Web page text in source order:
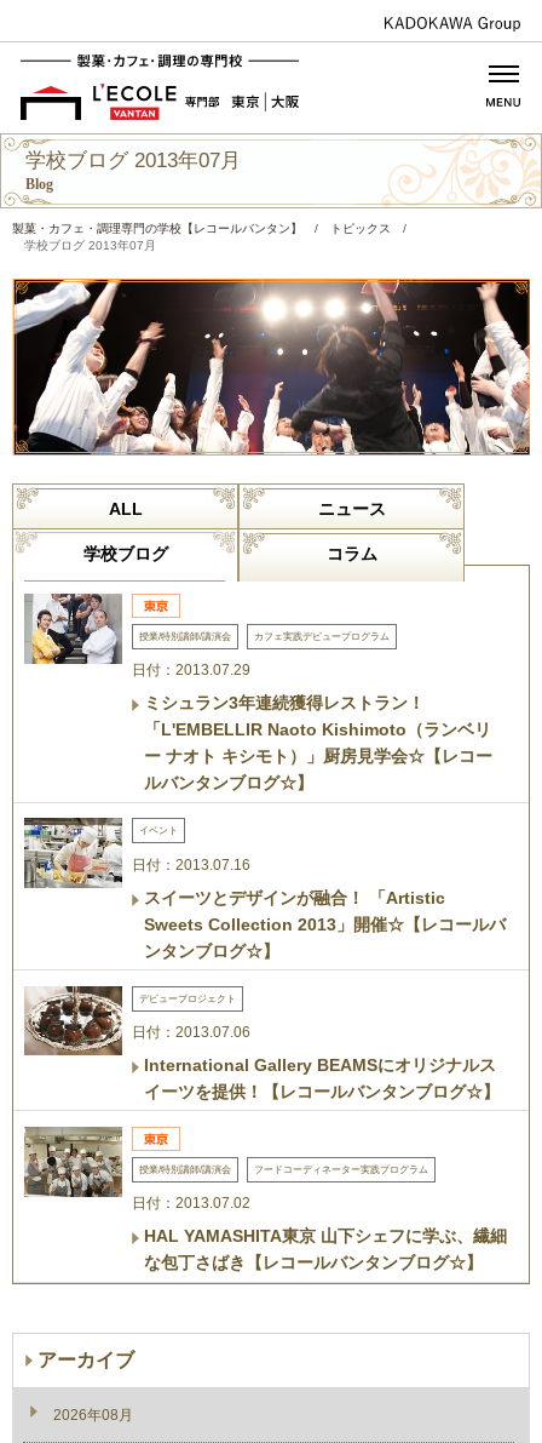
学校ブログ 2013年07月
Blog
製菓・カフェ・調理専門の学校【レコールバンタン】 / トピックス
/
学校ブログ 2013年07月
ALL ニュース
学校ブログ コラム
授業/特別講師/講演会 カフェ実践デビュープログラム
日付：2013.07.29
ミシュラン3年連続獲得レストラン！
「L'EMBELLIR Naoto Kishimoto（ランベリ
ー ナオト キシモト）」厨房見学会☆【レコー
ルバンタンブログ☆】
イベント
日付：2013.07.16
スイーツとデザインが融合！ 「Artistic
Sweets Collection 2013」開催☆【レコールバ
ンタンブログ☆】
デビュープロジェクト
日付：2013.07.06
International Gallery BEAMSにオリジナルス
イーツを提供！【レコールバンタンブログ☆】
授業/特別講師/講演会 フードコーディネーター実践プログラム
日付：2013.07.02
HAL YAMASHITA東京 山下シェフに学ぶ、繊細
な包丁さばき【レコールバンタンブログ☆】
アーカイブ
2026年08月